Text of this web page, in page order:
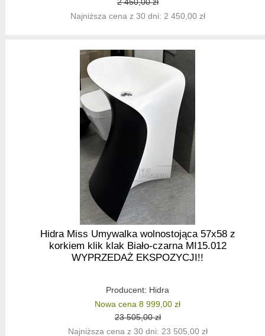
2 450,00 zł
Najniższa cena z 30 dni: 2 450,00 zł
Hidra Miss Umywalka wolnostojąca 57x58 z
korkiem klik klak Biało-czarna MI15.012
WYPRZEDAŻ EKSPOZYCJI!!
Producent: Hidra
Nowa cena 8 999,00 zł
23 505,00 zł
Najniższa cena z 30 dni: 23 505,00 zł